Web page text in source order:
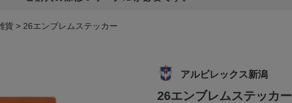
貨 26エンブレムステッカー
アルビレックス新潟
26エンブレムステッカー